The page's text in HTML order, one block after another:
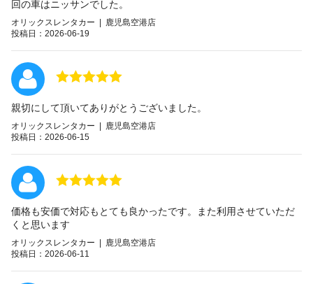
回の車はニッサンでした。
オリックスレンタカー | 鹿児島空港店
投稿日：2026-06-19
親切にして頂いてありがとうございました。
オリックスレンタカー | 鹿児島空港店
投稿日：2026-06-15
価格も安価で対応もとても良かったです。また利用させていただ
くと思います
オリックスレンタカー | 鹿児島空港店
投稿日：2026-06-11